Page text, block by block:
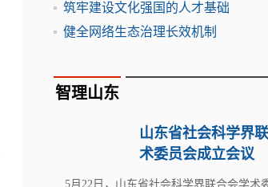
筑牢建设文化强国的人才基础
健全网络生态治理长效机制
智理山东
山东省社会科学界
术委员会成立会议
5月22日，山东省社会科学界联合会学术